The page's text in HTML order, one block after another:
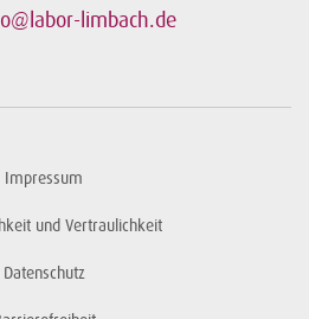
limbach.de
Impressum
und Vertraulichkeit
Datenschutz